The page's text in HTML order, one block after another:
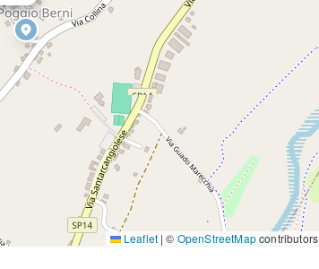
Leaflet | © OpenStreetMapcontributors